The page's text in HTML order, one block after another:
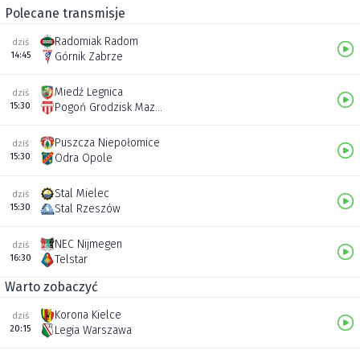
Polecane transmisje
dziś
14:45
Radomiak Radom
Górnik Zabrze
dziś
15:30
Miedź Legnica
Pogoń Grodzisk Mazowiecki
dziś
15:30
Puszcza Niepołomice
Odra Opole
dziś
15:30
Stal Mielec
Stal Rzeszów
dziś
16:30
NEC Nijmegen
Telstar
Warto zobaczyć
dziś
20:15
Korona Kielce
Legia Warszawa